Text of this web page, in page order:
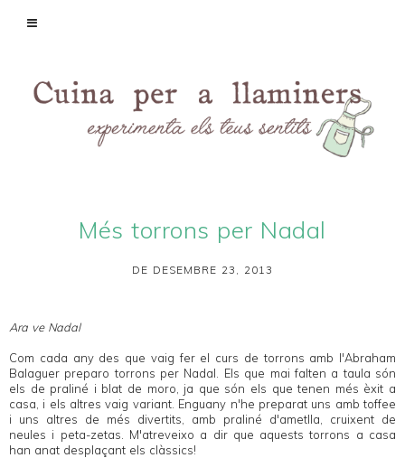
Més torrons per Nadal
DE DESEMBRE 23, 2013
Ara ve Nadal
Com cada any des que vaig fer el curs de torrons amb l'Abraham
Balaguer preparo torrons per Nadal. Els que mai falten a taula són
els de praliné i blat de moro, ja que són els que tenen més èxit a
casa, i els altres vaig variant. Enguany n'he preparat uns amb toffee
i uns altres de més divertits, amb praliné d'ametlla, cruixent de
neules i peta-zetas. M'atreveixo a dir que aquests torrons a casa
han anat desplaçant els clàssics!